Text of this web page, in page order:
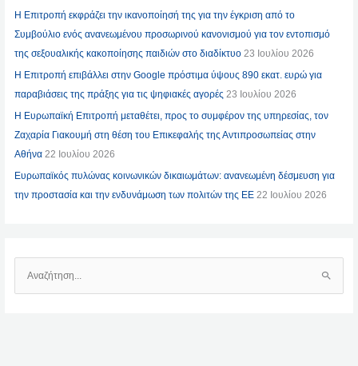
Η Επιτροπή εκφράζει την ικανοποίησή της για την έγκριση από το
Συμβούλιο ενός ανανεωμένου προσωρινού κανονισμού για τον εντοπισμό
της σεξουαλικής κακοποίησης παιδιών στο διαδίκτυο 23 Ιουλίου 2026
Η Επιτροπή επιβάλλει στην Google πρόστιμα ύψους 890 εκατ. ευρώ για
παραβιάσεις της πράξης για τις ψηφιακές αγορές 23 Ιουλίου 2026
Η Ευρωπαϊκή Επιτροπή μεταθέτει, προς το συμφέρον της υπηρεσίας, τον
Ζαχαρία Γιακουμή στη θέση του Επικεφαλής της Αντιπροσωπείας στην
Αθήνα 22 Ιουλίου 2026
Ευρωπαϊκός πυλώνας κοινωνικών δικαιωμάτων: ανανεωμένη δέσμευση για
την προστασία και την ενδυνάμωση των πολιτών της ΕΕ 22 Ιουλίου 2026
Ν